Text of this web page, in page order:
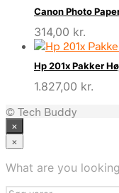
Canon Photo
314,00 kr.
Hp 201x Pakker
1.827,00 kr.
© Tech Buddy
×
×
What are you